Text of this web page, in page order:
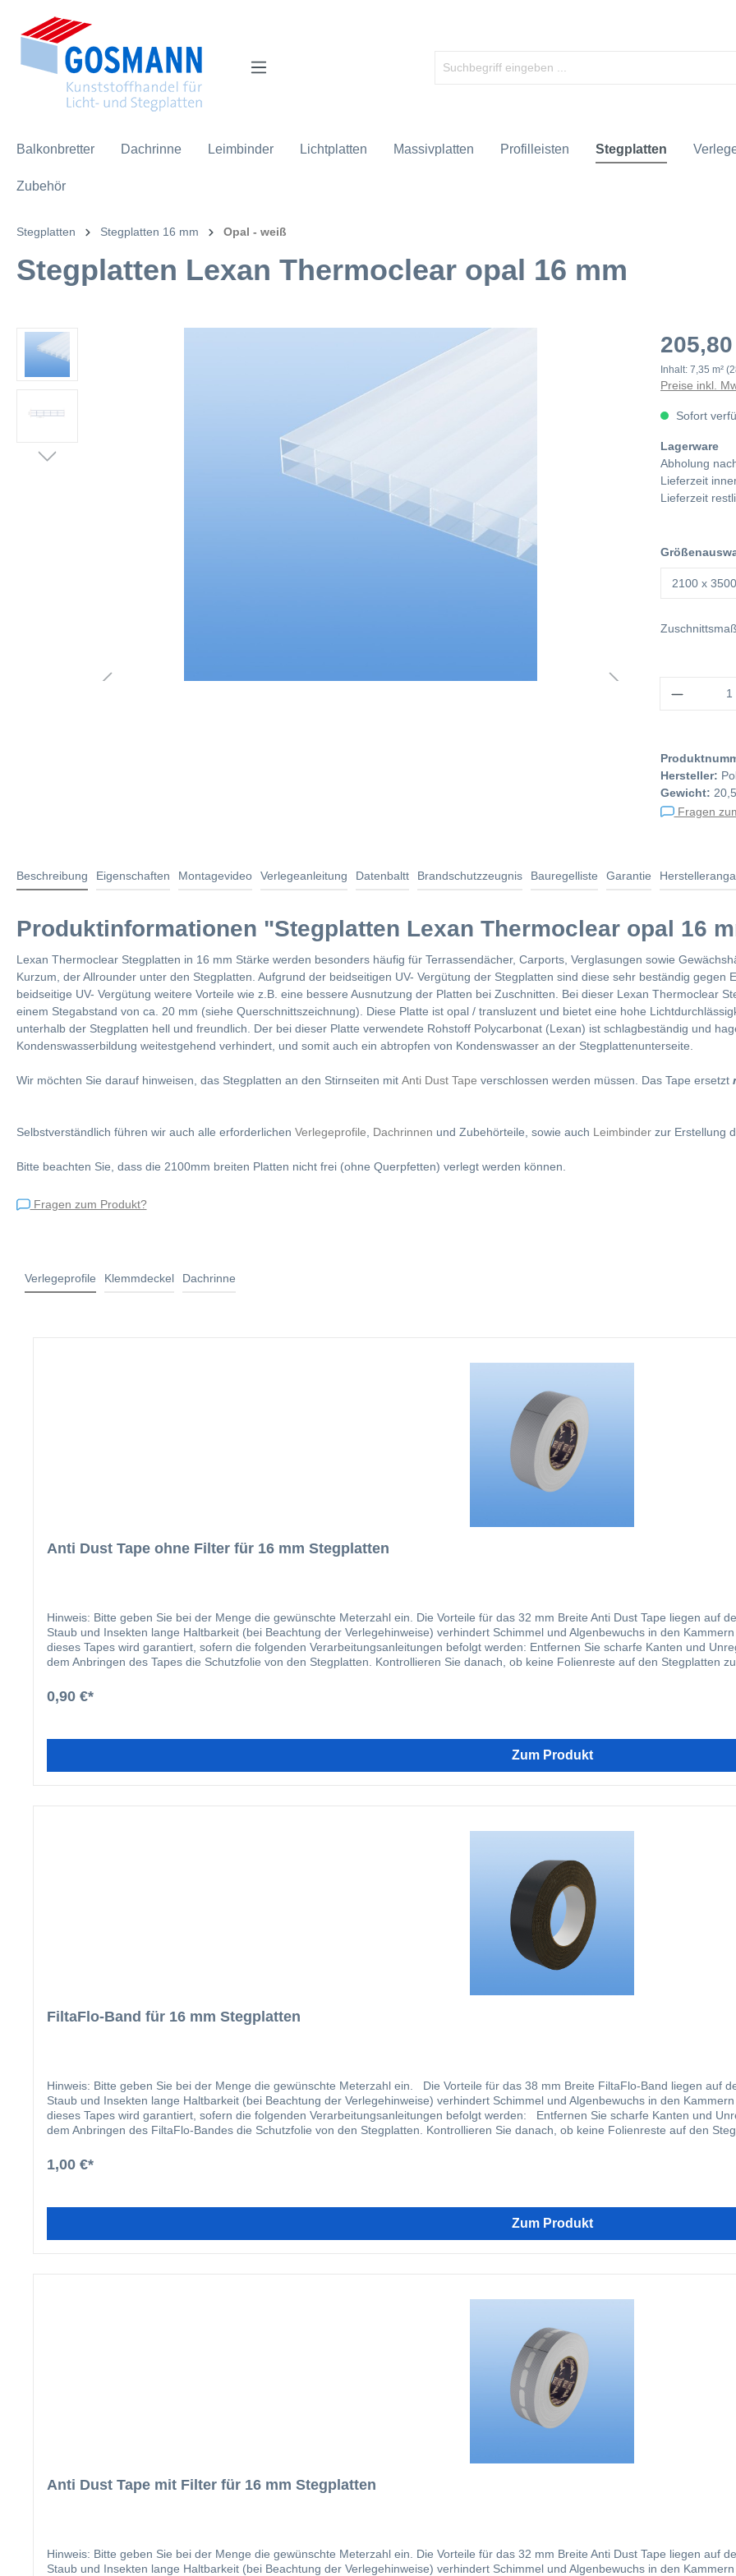
springen
Balkonbretter Dachrinne Leimbinder Lichtplatten Massivplatten Profilleisten Stegplatten
Zubehör
Stegplatten Stegplatten 16 mm Opal - weiß
Stegplatten Lexan Thermoclear opal 16 mm
Inhalt: 7,35 m²
Preise inkl.
Sofort
Lagerware
Abholung
Lieferzeit
Lieferzeit
Zuschnittsmaß
Hersteller:
Gewicht:
Fragen
Beschreibung Eigenschaften Montagevideo Verlegeanleitung Datenbaltt Brandschutzzeugnis Bauregelliste Garantie
Produktinformationen "Stegplatten Lexan Thermoclear opal 16
Lexan Thermoclear Stegplatten in 16 mm Stärke werden besonders häufig für Terrassendächer, Carports, Verglasungen sowie
Kurzum, der Allrounder unter den Stegplatten. Aufgrund der beidseitigen UV- Vergütung der Stegplatten sind diese sehr beständig gegen
beidseitige UV- Vergütung weitere Vorteile wie z.B. eine bessere Ausnutzung der Platten bei Zuschnitten. Bei dieser Lexan Thermoclear
einem Stegabstand von ca. 20 mm (siehe Querschnittszeichnung). Diese Platte ist opal / transluzent und bietet eine hohe
unterhalb der Stegplatten hell und freundlich. Der bei dieser Platte verwendete Rohstoff Polycarbonat (Lexan) ist schlagbeständig und
Kondenswasserbildung weitestgehend verhindert, und somit auch ein abtropfen von Kondenswasser an der Stegplattenunterseite.
Wir möchten Sie darauf hinweisen, das Stegplatten an den Stirnseiten mit Anti Dust Tape verschlossen werden müssen. Das Tape ersetzt
Selbstverständlich führen wir auch alle erforderlichen Verlegeprofile Dachrinnen und Zubehörteile, sowie auch Leimbinder zur Erstellung
Bitte beachten Sie, dass die 2100mm breiten Platten nicht frei (ohne Querpfetten) verlegt werden können.
Fragen zum Produkt?
Verlegeprofile Klemmdeckel Dachrinne
Anti Dust Tape ohne Filter für 16 mm Stegplatten
Hinweis: Bitte geben Sie bei der Menge die gewünschte Meterzahl ein. Die Vorteile für das 32 mm Breite Anti Dust Tape liegen auf der Hand: leicht anzubringen verhindert das Eindringen von
Staub und Insekten lange Haltbarkeit (bei Beachtung der Verlegehinweise) verhindert Schimmel und Algenbewuchs in den Kammern Montageanleitung für Anti Dust Tape: Die Funktionstüchtigkeit
dieses Tapes wird garantiert, sofern die folgenden Verarbeitungsanleitungen befolgt werden: Entfernen Sie scharfe Kanten und Unregelmäßigkeiten von den Stegplatten. Entfernen Sie kurz vor
dem Anbringen des Tapes die Schutzfolie von den Stegplatten. Kontrollieren Sie danach, ob keine Folienreste auf den Stegplatten
das Band ohne Falten und Knitter leicht auf die Ränder an. Reiben Sie das Tape mit einem Tuch kräftig fest. Sorgen Sie dafür, dass
und der Montage durch Stoßen oder Schieben nicht beschädigt wird. Die U-Profile, die verwendet werden sollen, sollen die
0,90 €*
Zum Produkt
FiltaFlo-Band für 16 mm Stegplatten
Hinweis: Bitte geben Sie bei der Menge die gewünschte Meterzahl ein. Die Vorteile für das 38 mm Breite FiltaFlo-Band liegen auf der Hand: leicht anzubringen verhindert das
Staub und Insekten lange Haltbarkeit (bei Beachtung der Verlegehinweise) verhindert Schimmel und Algenbewuchs in den Kammern sorgt für den
dieses Tapes wird garantiert, sofern die folgenden Verarbeitungsanleitungen befolgt werden: Entfernen Sie scharfe Kanten und Unregelmäßigkeiten von den Stegplatten. Entfernen Sie kurz vor
dem Anbringen des FiltaFlo-Bandes die Schutzfolie von den Stegplatten. Kontrollieren Sie danach, ob keine Folienreste auf den
Drücken Sie das Band ohne Falten und Knitter leicht auf die Ränder an. Reiben Sie das Band mit einem Tuch kräftig fest. Sorgen
Transportes und der Montage durch Stoßen oder Schieben nicht beschädigt wird. Die U-Profile, die verwendet werden sollen,
1,00 €*
Zum Produkt
Anti Dust Tape mit Filter für 16 mm Stegplatten
Hinweis: Bitte geben Sie bei der Menge die gewünschte Meterzahl ein. Die Vorteile für das 32 mm Breite Anti Dust Tape liegen auf der Hand: leicht anzubringen verhindert das Eindringen von
Staub und Insekten lange Haltbarkeit (bei Beachtung der Verlegehinweise) verhindert Schimmel und Algenbewuchs in den Kammern sorgt für den